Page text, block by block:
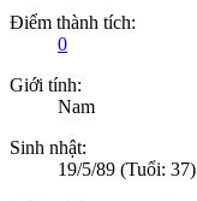
Điểm thành tích:
0
Giới tính:
Nam
Sinh nhật:
19/5/89 (Tuổi: 37)